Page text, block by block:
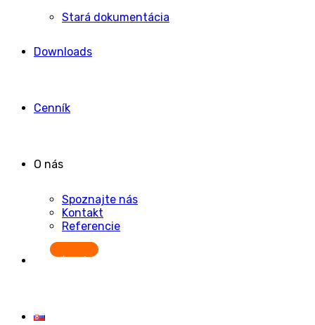
Novinky
Nové verzie
Prehľad aktualizácií
Blog